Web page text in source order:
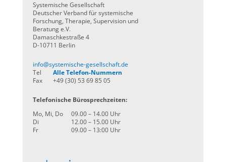
Systemische Gesellschaft
Deutscher Verband für systemische
Forschung, Therapie, Supervision und
Beratung e.V.
Damaschkestraße 4
D-10711 Berlin
info@systemische-gesellschaft.de
Tel
Alle Telefon-Nummern
Fax
+49 (30) 53 69 85 05
Telefonische Bürosprechzeiten:
Mo, Mi, Do
09.00 – 14.00 Uhr
Di
12.00 – 15.00 Uhr
Fr
09.00 – 13:00 Uhr